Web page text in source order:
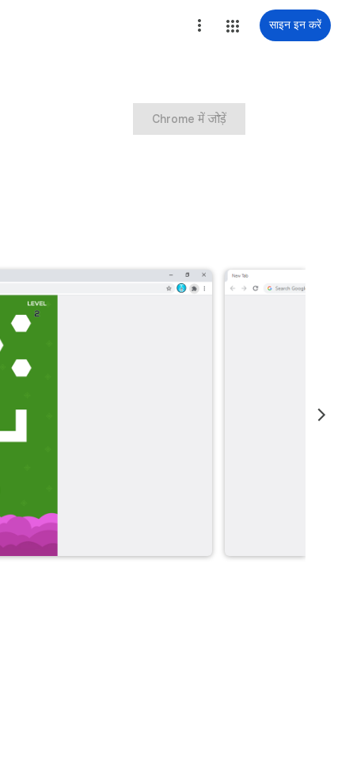
साइन इन करें
Chrome में जोड़ें